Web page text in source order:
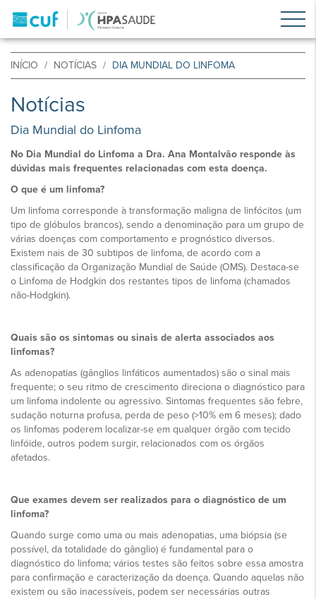
INÍCIO NOTÍCIAS DIA MUNDIAL DO LINFOMA
Notícias
Dia Mundial do Linfoma
No Dia Mundial do Linfoma a Dra. Ana Montalvão responde às
dúvidas mais frequentes relacionadas com esta doença.
O que é um linfoma?
Um linfoma corresponde à transformação maligna de linfócitos (um
tipo de glóbulos brancos), sendo a denominação para um grupo de
várias doenças com comportamento e prognóstico diversos.
Existem nais de 30 subtipos de linfoma, de acordo com a
classificação da Organização Mundial de Saúde (OMS). Destaca-se
o Linfoma de Hodgkin dos restantes tipos de linfoma (chamados
não-Hodgkin).
Quais são os sintomas ou sinais de alerta associados aos
linfomas?
As adenopatias (gânglios linfáticos aumentados) são o sinal mais
frequente; o seu ritmo de crescimento direciona o diagnóstico para
um linfoma indolente ou agressivo. Sintomas frequentes são febre,
sudação noturna profusa, perda de peso (>10% em 6 meses); dado
os linfomas poderem localizar-se em qualquer órgão com tecido
linfóide, outros podem surgir, relacionados com os órgãos
afetados.
Que exames devem ser realizados para o diagnóstico de um
linfoma?
Quando surge como uma ou mais adenopatias, uma biópsia (se
possível, da totalidade do gânglio) é fundamental para o
diagnóstico do linfoma; vários testes são feitos sobre essa amostra
para confirmação e caracterização da doença. Quando aquelas não
existem ou são inacessíveis, podem ser necessárias outras